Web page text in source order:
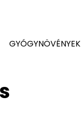
GYÓGYNÖVÉNYEK